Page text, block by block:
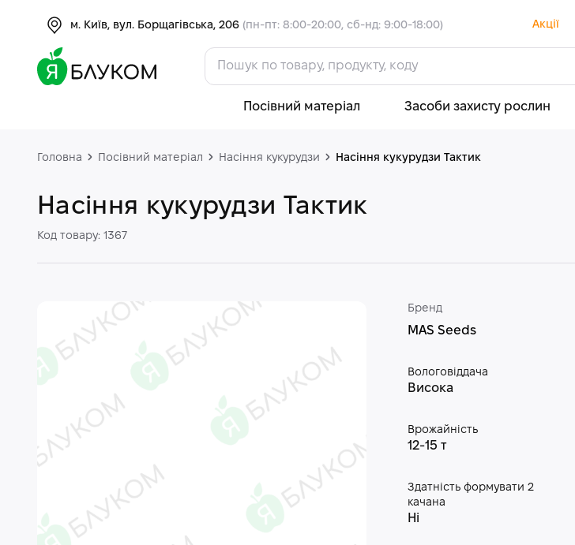
м. Київ, вул. Борщагівська, 206 (пн-пт: 8:00-20:00, сб-нд: 9:00-18:00) Акції
Посівний матеріал Засоби захисту рослин
Головна Посівний матеріал Насіння кукурудзи Насіння кукурудзи Тактик
Насіння кукурудзи Тактик
Код товару: 1367
Бренд
MAS Seeds
Вологовіддача
Висока
Врожайність
12-15 т
Здатність формувати 2
качана
Ні